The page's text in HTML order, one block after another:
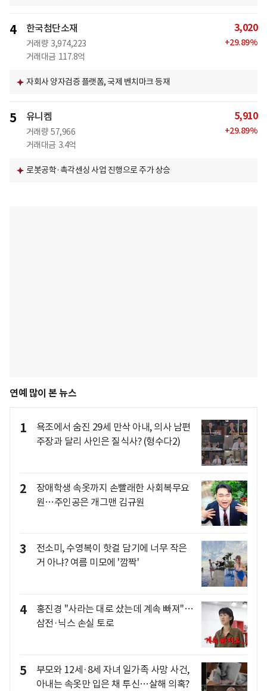
4 한국첨단소재
거래량 3,974,223
거래대금 117.8억
3,020
+29.89%
자회사 양자검증 플랫폼, 국제 벤치마크 등재
5 유니켐
거래량 57,966
거래대금 3.4억
5,910
+29.89%
로봇공학·촉각센싱 사업 진행으로 주가 상승
연예 많이 본 뉴스
1
욕조에서 숨진 29세 만삭 아내, 의사 남편
주장과 달리 사인은 질식사? (형수다2)
2
장애학생 속옷까지 손빨래한 사회복무요
원…주인공은 개그맨 김규원
3
전소미, 수영복이 핫걸 담기에 너무 작은
거 아냐? 여름 미모에 '깜짝'
4
홍진경 "사라는 대로 샀는데 계속 빠져"…
삼전·닉스 손실 토로
5
부모와 12세·8세 자녀 일가족 사망 사건,
아내는 속옷만 입은 채 투신…살해 의혹?